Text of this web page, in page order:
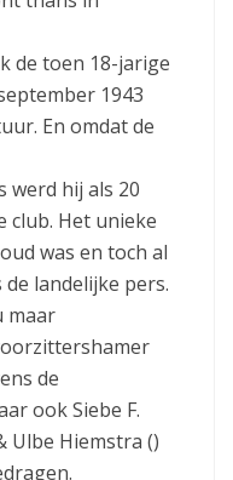
de toen 18-jarige
1943
En omdat de
werd hij als 20
club. Het unieke
was en toch al
landelijke pers.
maar
de
ook Siebe F.
Ulbe Hiemstra ()